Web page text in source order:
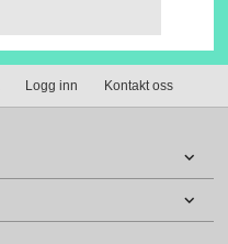
Logg inn Kontakt oss